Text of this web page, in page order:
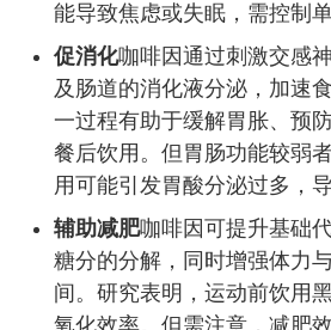
能导致焦虑或失眠，需控制单
促消化咖啡因通过刺激交感
及肠道的消化液分泌，加速
一过程有助于缓解胃胀、预
餐后饮用。但胃肠功能较弱
用可能引发胃酸分泌过多，
辅助减肥咖啡因可提升基础
糖分的分解，同时增强体力
间。研究表明，运动前饮用